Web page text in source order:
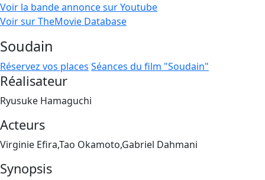
Voir la bande annonce sur Youtube
Voir sur TheMovie Database
Soudain
Réservez vos places Séances du film "Soudain"
Réalisateur
Ryusuke Hamaguchi
Acteurs
Virginie Efira,Tao Okamoto,Gabriel Dahmani
Synopsis